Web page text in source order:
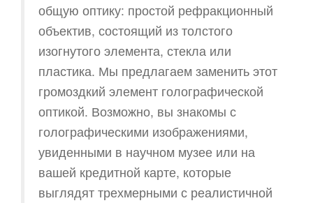
общую оптику: простой рефракционный
объектив, состоящий из толстого
изогнутого элемента, стекла или
пластика. Мы предлагаем заменить этот
громоздкий элемент голографической
оптикой. Возможно, вы знакомы с
голографическими изображениями,
увиденными в научном музее или на
вашей кредитной карте, которые
выглядят трехмерными с реалистичной